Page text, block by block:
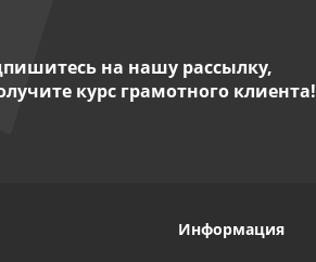
на нашу рассылку,
курс грамотного клиента!
Информация